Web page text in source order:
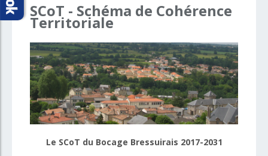
SCoT - Schéma de Cohérence
Territoriale
Le SCoT du Bocage Bressuirais 2017-2031